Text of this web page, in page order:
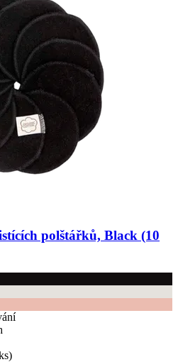
polštářků, Black (10